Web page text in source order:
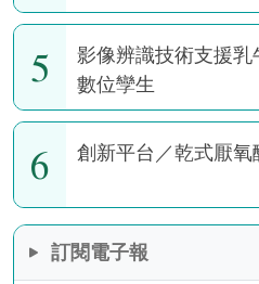
5
影像辨識技術支援
數位孿生
6 創新平台／乾式厭
訂閱電子報